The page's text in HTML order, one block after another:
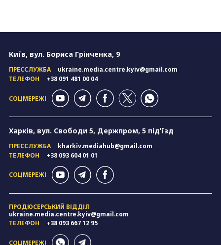
Київ, вул. Бориса Грінченка, 9
ПРЕССЛУЖБА
ukraine.media.centre.kyiv@gmail.com
ТЕЛЕФОН
+38 091 481 00 04
СОЦМЕРЕЖІ
Харків, вул. Свободи 5, Держпром, 5 підʼїзд
ПРЕССЛУЖБА
kharkiv.mediahub@gmail.com
ТЕЛЕФОН
+38 093 604 01 01
СОЦМЕРЕЖІ
ПРОДЮСЕРСЬКИЙ ВІДДІЛ
ukraine.media.centre.kyiv@gmail.com
ТЕЛЕФОН
+38 093 667 12 95
СОЦМЕРЕЖІ